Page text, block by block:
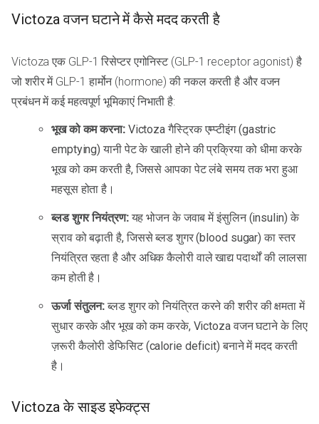
Victoza वजन घटाने में कैसे मदद करती है
Victoza एक GLP-1 रिसेप्टर एगोनिस्ट (GLP-1 receptor agonist) है
जो शरीर में GLP-1 हार्मोन (hormone) की नकल करती है और वजन
प्रबंधन में कई महत्वपूर्ण भूमिकाएं निभाती है:
भूख को कम करना:Victoza गैस्ट्रिक एम्प्टीइंग (gastric
emptying) यानी पेट के खाली होने की प्रक्रिया को धीमा करके
भूख को कम करती है, जिससे आपका पेट लंबे समय तक भरा हुआ
महसूस होता है।
ब्लड शुगर नियंत्रण:यह भोजन के जवाब में इंसुलिन (insulin) के
स्राव को बढ़ाती है, जिससे ब्लड शुगर (blood sugar) का स्तर
नियंत्रित रहता है और अधिक कैलोरी वाले खाद्य पदार्थों की लालसा
कम होती है।
ऊर्जा संतुलन: ब्लड शुगर को नियंत्रित करने की शरीर की क्षमता में
सुधार करके और भूख को कम करके, Victoza वजन घटाने के लिए
ज़रूरी कैलोरी डेफिसिट (calorie deficit) बनाने में मदद करती
है।
Victoza के साइड इफेक्ट्स